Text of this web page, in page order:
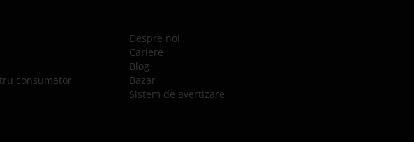
consumator
Despre noi
Cariere
Blog
Bazar
Sistem de avertizare